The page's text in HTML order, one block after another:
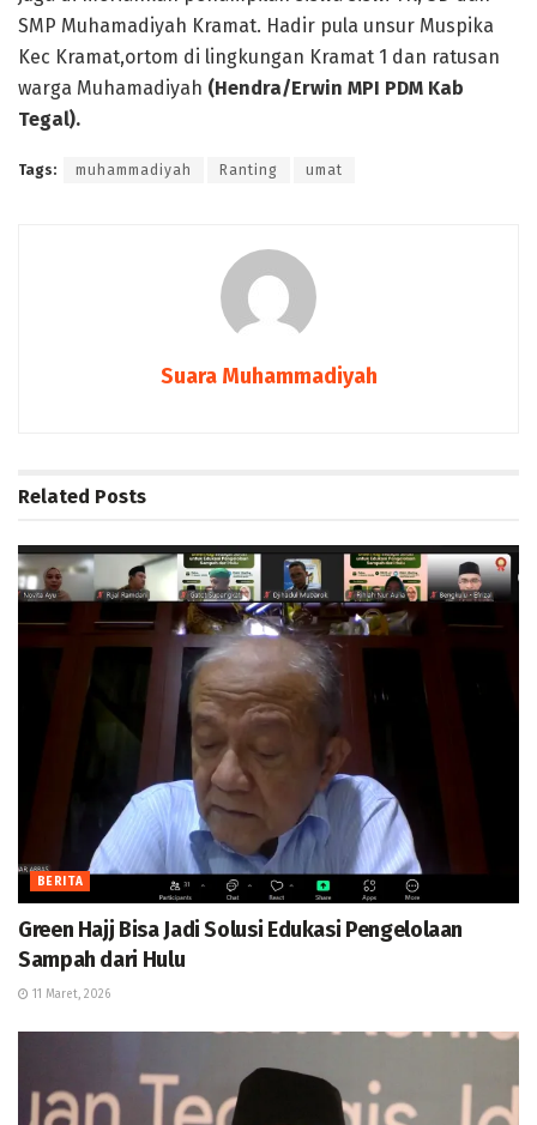
SMP Muhamadiyah Kramat. Hadir pula unsur Muspika
Kec Kramat,ortom di lingkungan Kramat 1 dan ratusan
warga Muhamadiyah (Hendra/Erwin MPI PDM Kab
Tegal).
Tags: muhammadiyah Ranting umat
Suara Muhammadiyah
Related Posts
BERITA
Green Hajj Bisa Jadi Solusi Edukasi Pengelolaan
Sampah dari Hulu
11 Maret, 2026